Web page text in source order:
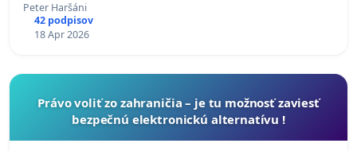
Peter Haršáni
42 podpisov
18 Apr 2026
Právo voliť zo zahraničia – je tu možnosť zaviesť
bezpečnú elektronickú alternatívu !